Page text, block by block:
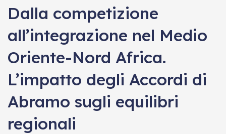
Dalla competizione
all’integrazione nel Medio
Oriente-Nord Africa.
L’impatto degli Accordi di
Abramo sugli equilibri
regionali